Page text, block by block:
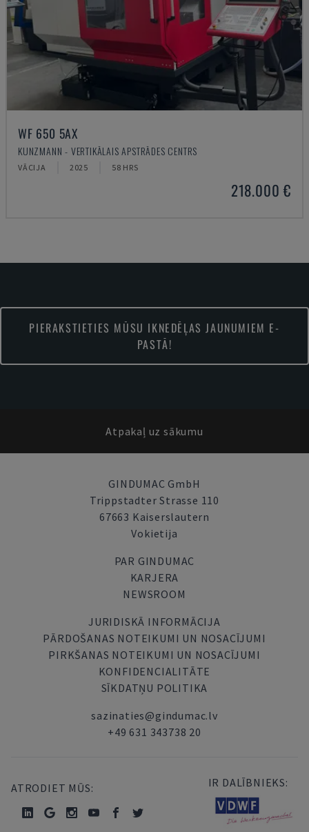
WF 650 5AX
KUNZMANN - VERTIKĀLAIS APSTRĀDES CENTRS
VĀCIJA 2025 58 HRS
218.000 €
PIERAKSTIETIES MŪSU IKNEDĒĻAS JAUNUMIEM E-
PASTĀ!
Atpakaļ uz sākumu
GINDUMAC GmbH
Trippstadter Strasse 110
67663 Kaiserslautern
Vokietija
PAR GINDUMAC
KARJERA
NEWSROOM
JURIDISKĀ INFORMĀCIJA
PĀRDOŠANAS NOTEIKUMI UN NOSACĪJUMI
PIRKŠANAS NOTEIKUMI UN NOSACĪJUMI
KONFIDENCIALITĀTE
SĪKDATŅU POLITIKA
sazinaties@gindumac.lv
+49 631 343738 20
ATRODIET MŪS: IR DALĪBNIEKS: